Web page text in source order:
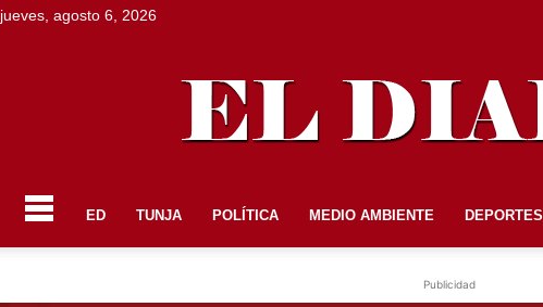
jueves, agosto 6, 2026
ED TUNJA POLÍTICA MEDIO AMBIENTE DEPORTES
Publicidad